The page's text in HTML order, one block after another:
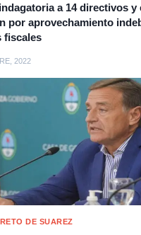
a 14 directivos y
por aprovechamiento
fiscales
2022
DE SUAREZ